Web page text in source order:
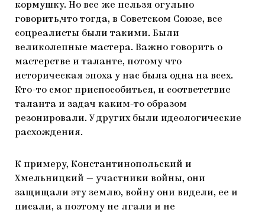
кормушку. Но все же нельзя огульно
говорить,что тогда, в Советском Союзе, все
соцреалисты были такими. Были
великолепные мастера. Важно говорить о
мастерстве и таланте, потому что
историческая эпоха у нас была одна на всех.
Кто-то смог приспособиться, и соответствие
таланта и задач каким-то образом
резонировали. У других были идеологические
расхождения.
К примеру, Константинопольский и
Хмельницкий — участники войны, они
защищали эту землю, войну они видели, ее и
писали, а поэтому не лгали и не